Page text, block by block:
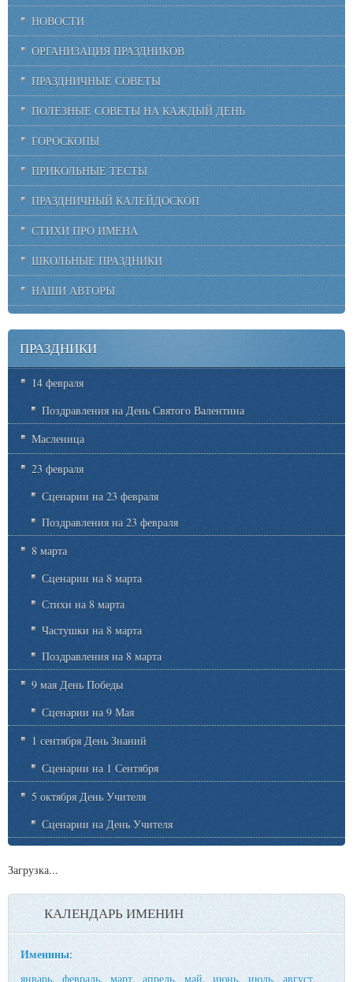
НОВОСТИ
ОРГАНИЗАЦИЯ ПРАЗДНИКОВ
ПРАЗДНИЧНЫЕ СОВЕТЫ
ПОЛЕЗНЫЕ СОВЕТЫ НА КАЖДЫЙ ДЕНЬ
ГОРОСКОПЫ
ПРИКОЛЬНЫЕ ТЕСТЫ
ПРАЗДНИЧНЫЙ КАЛЕЙДОСКОП
СТИХИ ПРО ИМЕНА
ШКОЛЬНЫЕ ПРАЗДНИКИ
НАШИ АВТОРЫ
ПРАЗДНИКИ
14 февраля
Поздравления на День Святого Валентина
Масленица
23 февраля
Сценарии на 23 февраля
Поздравления на 23 февраля
8 марта
Сценарии на 8 марта
Стихи на 8 марта
Частушки на 8 марта
Поздравления на 8 марта
9 мая День Победы
Сценарии на 9 Мая
1 сентября День Знаний
Сценарии на 1 Сентября
5 октября День Учителя
Сценарии на День Учителя
Загрузка...
КАЛЕНДАРЬ ИМЕНИН
Именины:
январь, февраль, март, апрель,май, июнь, июль,август,